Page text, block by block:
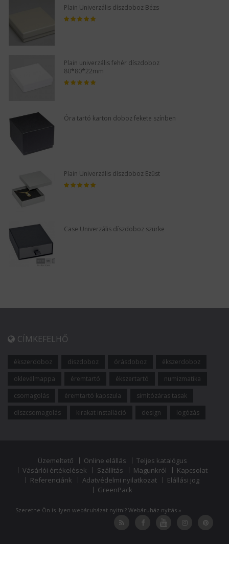
Plain Univerzális díszdoboz Bézs
Plain univerzális fehér díszdoboz
80*80*22mm
Óra tartó karton doboz fekete színben
Plain Univerzális díszdoboz Ezüst
Case Univerzális díszdoboz szürke
CÍMKEFELHŐ
ékszerdoboz diszdoboz órásdoboz
ékszerdoboz
oklevélmappa
éremtartó ékszertartó
numizmatika
csomagolás
éremtartó kapszula
simítózáras tasak
díszcsomagolás
kirakat installáció design logózás
Üzemeltető Online elállás
Teljes katalógus
Vásárlói értékelések
Szállítás Magunkról
Kapcsolat
Referenciánk
Adatvédelmi nyilatkozat
Elállási jog
GreenPack
Szeretne Ön is ilyen webáruházat nyitni? Webáruház nyitás »